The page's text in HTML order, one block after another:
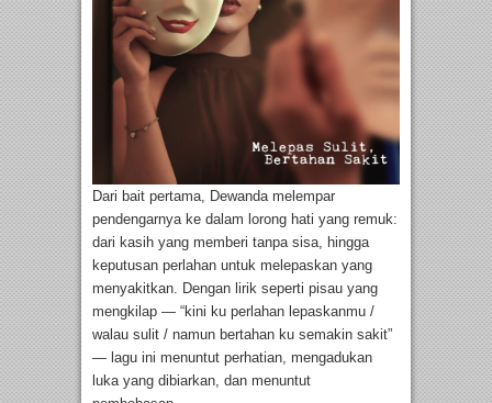
Dari bait pertama, Dewanda melempar
pendengarnya ke dalam lorong hati yang remuk:
dari kasih yang memberi tanpa sisa, hingga
keputusan perlahan untuk melepaskan yang
menyakitkan. Dengan lirik seperti pisau yang
mengkilap — “kini ku perlahan lepaskanmu /
walau sulit / namun bertahan ku semakin sakit”
— lagu ini menuntut perhatian, mengadukan
luka yang dibiarkan, dan menuntut